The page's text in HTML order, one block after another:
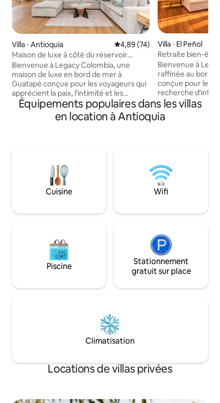
Villa ⋅ Antioquia Évaluation moyenne sur la
4,89 (74)
Maison de luxe à côté du réservoir
Guatapé avec jacuzzi
Bienvenue à Legacy Colombia, une
maison de luxe en bord de mer à
Guatapé conçue pour les voyageurs qui
apprécient la paix, l'intimité et les
expériences significatives. Situé sur plus
de deux acres privés avec 1 300 pieds
d'accès direct au bord du lac, ce
lever du soleil aux soirées au coin du feu
ou de la cuisine extérieure avec
barbecue, ou du jacuzzi privé ; c'est un
endroit pour ralentir, se reconnecter et
Villa ⋅ El Peñol
Retraite bien-
l'eau à Legacy, en
Bienvenue à
raffinée au bord
conçue pour les
recherche
bien-être et
au bord du lac. Situé sur plus de
8 hectares privés
hôtelier, dans un
Les voyageurs
du kayak,
d'un accès direct
Équipements populaires dans les villas
en location à Antioquia
Cuisine Wifi
Piscine
Stationnement
gratuit sur place
Climatisation
Locations de villas privées